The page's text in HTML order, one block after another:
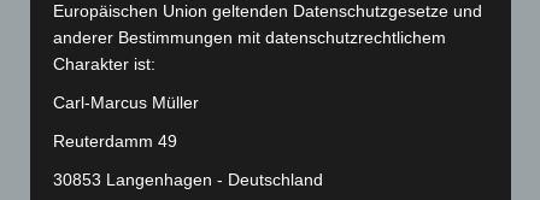
eingedämmt
6. August 2026
Roten Kreuz
5. August 2026
Mann läuft mit Hockeyschläger über A7 – Polizei sucht
Europäischen Union geltenden Datenschutzgesetze und
anderer Bestimmungen mit datenschutzrechtlichem
Charakter ist:
Carl-Marcus Müller
Reuterdamm 49
30853 Langenhagen - Deutschland